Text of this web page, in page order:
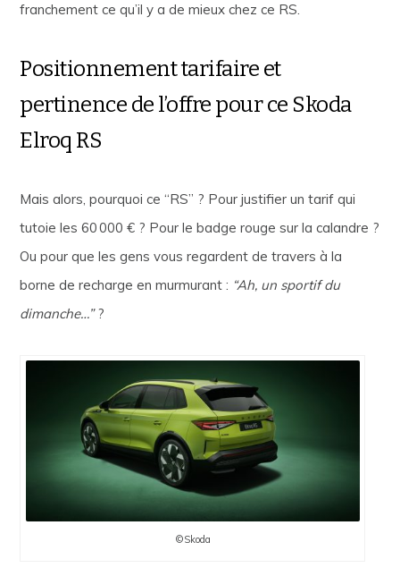
franchement ce qu’il y a de mieux chez ce RS.
Positionnement tarifaire et
pertinence de l’offre pour ce Skoda
Elroq RS
Mais alors, pourquoi ce “RS” ? Pour justifier un tarif qui
tutoie les 60 000 € ? Pour le badge rouge sur la calandre ?
Ou pour que les gens vous regardent de travers à la
borne de recharge en murmurant : “Ah, un sportif du
dimanche…”?
©Skoda